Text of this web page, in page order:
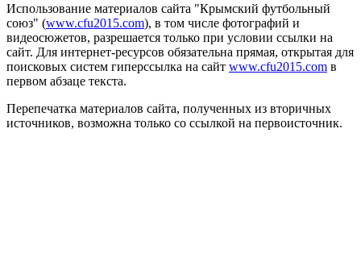
Использование материалов сайта "Крымский футбольный
союз" (www.cfu2015.com), в том числе фотографий и
видеосюжетов, разрешается только при условии ссылки на
сайт. Для интернет-ресурсов обязательна прямая, открытая для
поисковых систем гиперссылка на сайт www.cfu2015.com в
первом абзаце текста.
Перепечатка материалов сайта, полученных из вторичных
источников, возможна только со ссылкой на первоисточник.